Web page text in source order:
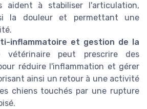
aident à stabiliser l'articulation,
la douleur et permettant une
inflammatoire et gestion de la
peut prescrire des
réduire l'inflammation et gérer
ainsi un retour à une activité
chiens touchés par une rupture